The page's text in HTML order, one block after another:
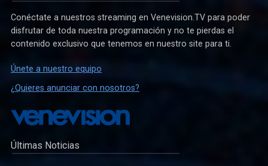
Conéctate a nuestros streaming en Venevision.TV para poder
disfrutar de toda nuestra programación y no te pierdas el
contenido exclusivo que tenemos en nuestro site para ti.
Únete a nuestro equipo
¿Quieres anunciar con nosotros?
Últimas Noticias